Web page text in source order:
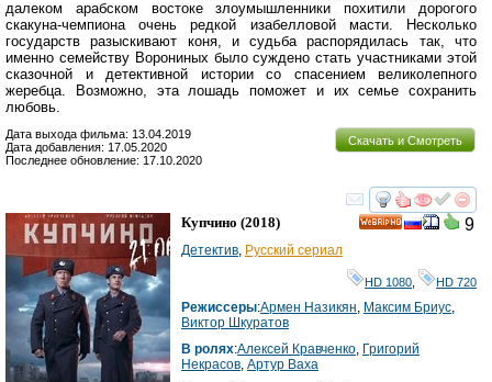
далеком арабском востоке злоумышленники похитили дорогого
скакуна-чемпиона очень редкой изабелловой масти. Несколько
государств разыскивают коня, и судьба распорядилась так, что
именно семейству Ворониных было суждено стать участниками этой
сказочной и детективной истории со спасением великолепного
жеребца. Возможно, эта лошадь поможет и их семье сохранить
любовь.
Скачать и Смотреть
Дата выхода фильма: 13.04.2019
Дата добавления: 17.05.2020
Последнее обновление: 17.10.2020
смотреть
9
Купчино (2018)
Детектив, Русский сериал
HD 1080 HD 720
Режиссеры:Армен Назикян, Максим Бриус,
Виктор Шкуратов
В ролях:Алексей Кравченко, Григорий
Некрасов, Артур Ваха